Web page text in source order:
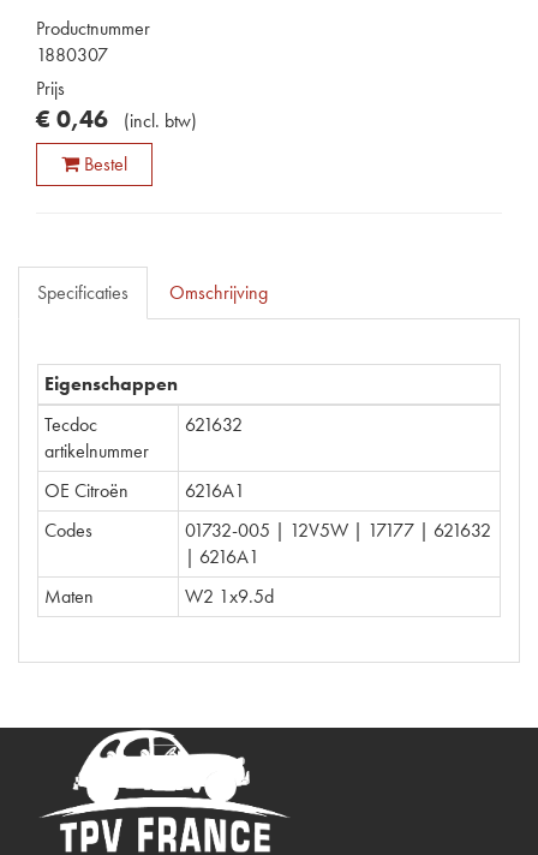
Productnummer
1880307
Prijs
€ 0,46 (incl. btw)
Bestel
Specificaties Omschrijving
Eigenschappen
Tecdoc
artikelnummer
621632
OE Citroën
6216A1
Codes
01732-005 | 12V5W | 17177 | 621632
| 6216A1
Maten
W2 1x9.5d